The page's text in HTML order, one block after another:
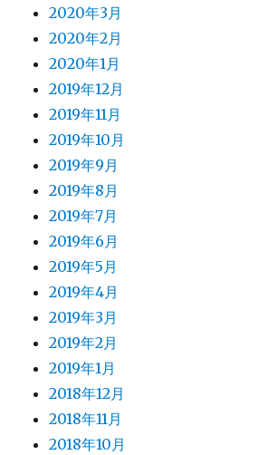
2020年3月
2020年2月
2020年1月
2019年12月
2019年11月
2019年10月
2019年9月
2019年8月
2019年7月
2019年6月
2019年5月
2019年4月
2019年3月
2019年2月
2019年1月
2018年12月
2018年11月
2018年10月